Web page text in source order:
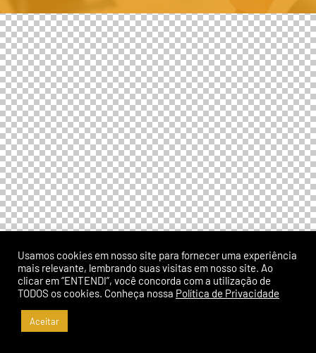
Usamos cookies em nosso site para fornecer uma experiência
mais relevante, lembrando suas visitas em nosso site. Ao
clicar em “ENTENDI”, você concorda com a utilização de
TODOS os cookies. Conheça nossa Política de Privacidade
Aceitar